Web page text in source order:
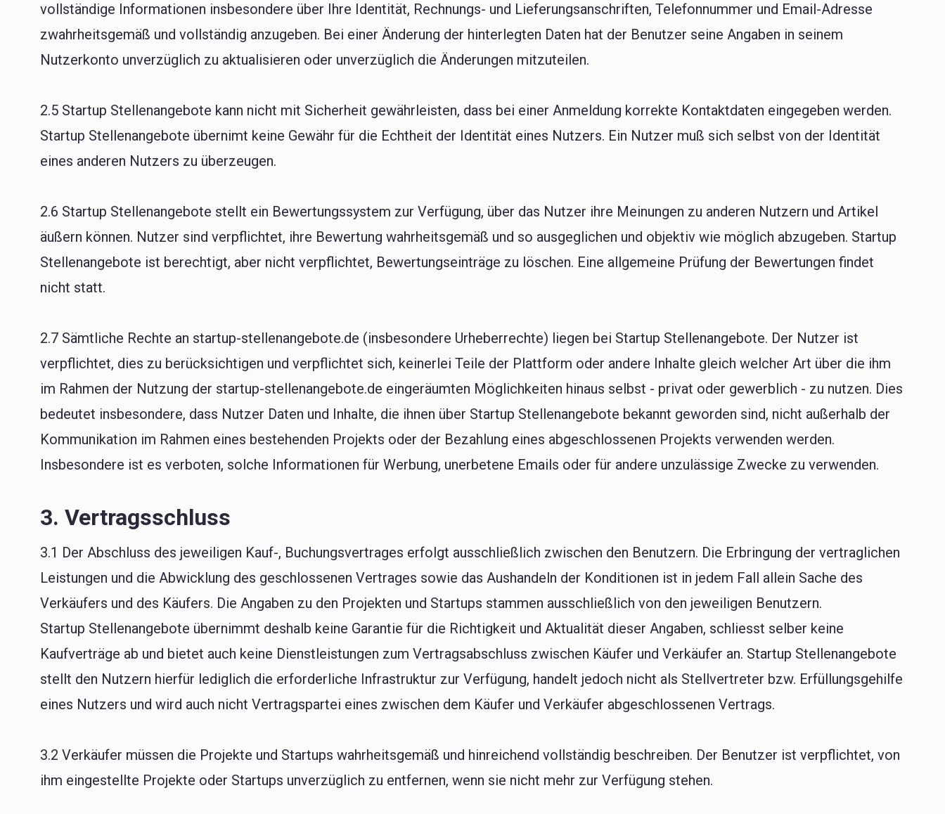
vollständige Informationen insbesondere über Ihre Identität, Rechnungs- und Lieferungsanschriften, Telefonnummer und Email-Adresse
zwahrheitsgemäß und vollständig anzugeben. Bei einer Änderung der hinterlegten Daten hat der Benutzer seine Angaben in seinem
Nutzerkonto unverzüglich zu aktualisieren oder unverzüglich die Änderungen mitzuteilen.
2.5 Startup Stellenangebote kann nicht mit Sicherheit gewährleisten, dass bei einer Anmeldung korrekte Kontaktdaten eingegeben werden.
Startup Stellenangebote übernimt keine Gewähr für die Echtheit der Identität eines Nutzers. Ein Nutzer muß sich selbst von der Identität
eines anderen Nutzers zu überzeugen.
2.6 Startup Stellenangebote stellt ein Bewertungssystem zur Verfügung, über das Nutzer ihre Meinungen zu anderen Nutzern und Artikel
äußern können. Nutzer sind verpflichtet, ihre Bewertung wahrheitsgemäß und so ausgeglichen und objektiv wie möglich abzugeben. Startup
Stellenangebote ist berechtigt, aber nicht verpflichtet, Bewertungseinträge zu löschen. Eine allgemeine Prüfung der Bewertungen findet
nicht statt.
2.7 Sämtliche Rechte an startup-stellenangebote.de (insbesondere Urheberrechte) liegen bei Startup Stellenangebote. Der Nutzer ist
verpflichtet, dies zu berücksichtigen und verpflichtet sich, keinerlei Teile der Plattform oder andere Inhalte gleich welcher Art über die ihm
im Rahmen der Nutzung der startup-stellenangebote.de eingeräumten Möglichkeiten hinaus selbst - privat oder gewerblich - zu nutzen. Dies
bedeutet insbesondere, dass Nutzer Daten und Inhalte, die ihnen über Startup Stellenangebote bekannt geworden sind, nicht außerhalb der
Kommunikation im Rahmen eines bestehenden Projekts oder der Bezahlung eines abgeschlossenen Projekts verwenden werden.
Insbesondere ist es verboten, solche Informationen für Werbung, unerbetene Emails oder für andere unzulässige Zwecke zu verwenden.
3. Vertragsschluss
3.1 Der Abschluss des jeweiligen Kauf-, Buchungsvertrages erfolgt ausschließlich zwischen den Benutzern. Die Erbringung der vertraglichen
Leistungen und die Abwicklung des geschlossenen Vertrages sowie das Aushandeln der Konditionen ist in jedem Fall allein Sache des
Verkäufers und des Käufers. Die Angaben zu den Projekten und Startups stammen ausschließlich von den jeweiligen Benutzern.
Startup Stellenangebote übernimmt deshalb keine Garantie für die Richtigkeit und Aktualität dieser Angaben, schliesst selber keine
Kaufverträge ab und bietet auch keine Dienstleistungen zum Vertragsabschluss zwischen Käufer und Verkäufer an. Startup Stellenangebote
stellt den Nutzern hierfür lediglich die erforderliche Infrastruktur zur Verfügung, handelt jedoch nicht als Stellvertreter bzw. Erfüllungsgehilfe
eines Nutzers und wird auch nicht Vertragspartei eines zwischen dem Käufer und Verkäufer abgeschlossenen Vertrags.
3.2 Verkäufer müssen die Projekte und Startups wahrheitsgemäß und hinreichend vollständig beschreiben. Der Benutzer ist verpflichtet, von
ihm eingestellte Projekte oder Startups unverzüglich zu entfernen, wenn sie nicht mehr zur Verfügung stehen.